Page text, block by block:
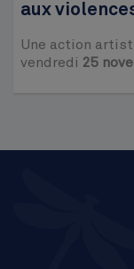
aux
Une action
vendredi 25